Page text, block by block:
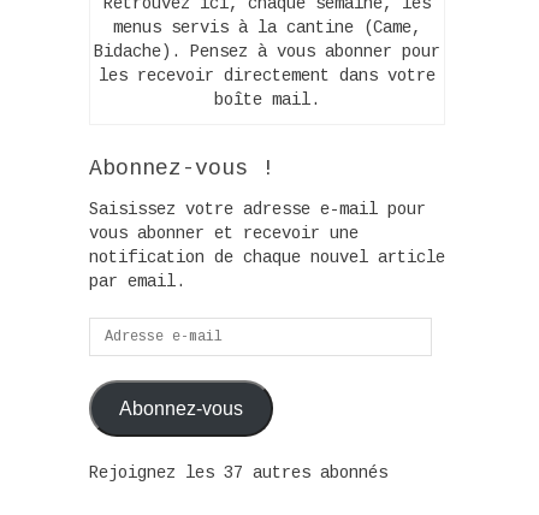
Retrouvez ici, chaque semaine, les
menus servis à la cantine (Came,
Bidache). Pensez à vous abonner pour
les recevoir directement dans votre
boîte mail.
Abonnez-vous !
Saisissez votre adresse e-mail pour
vous abonner et recevoir une
notification de chaque nouvel article
par email.
Adresse
e-
mail
Abonnez-vous
Rejoignez les 37 autres abonnés